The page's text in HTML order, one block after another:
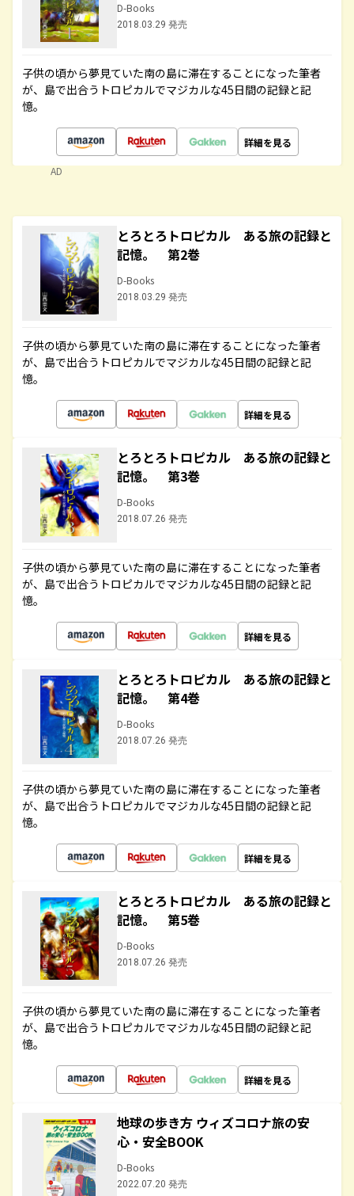
D-Books
2018.03.29 発売
子供の頃から夢見ていた南の島に滞在することになった筆者
が、島で出合うトロピカルでマジカルな45日間の記録と記
憶。
詳細を見る
AD
とろとろトロピカル ある旅の記録と
記憶。 第2巻
D-Books
2018.03.29 発売
子供の頃から夢見ていた南の島に滞在することになった筆者
が、島で出合うトロピカルでマジカルな45日間の記録と記
憶。
詳細を見る
とろとろトロピカル ある旅の記録と
記憶。 第3巻
D-Books
2018.07.26 発売
子供の頃から夢見ていた南の島に滞在することになった筆者
が、島で出合うトロピカルでマジカルな45日間の記録と記
憶。
詳細を見る
とろとろトロピカル ある旅の記録と
記憶。 第4巻
D-Books
2018.07.26 発売
子供の頃から夢見ていた南の島に滞在することになった筆者
が、島で出合うトロピカルでマジカルな45日間の記録と記
憶。
詳細を見る
とろとろトロピカル ある旅の記録と
記憶。 第5巻
D-Books
2018.07.26 発売
子供の頃から夢見ていた南の島に滞在することになった筆者
が、島で出合うトロピカルでマジカルな45日間の記録と記
憶。
詳細を見る
地球の歩き方 ウィズコロナ旅の安
心・安全BOOK
D-Books
2022.07.20 発売